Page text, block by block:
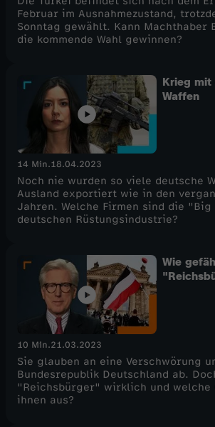
Februar im Ausnahmezustand,
Sonntag gewählt. Kann Machthaber
die kommende Wahl gewinnen?
Krieg mit
Waffen
14 Min.18.04.2023
Noch nie wurden so viele deutsche
Ausland exportiert wie in den
Jahren. Welche Firmen sind die
deutschen Rüstungsindustrie?
Wie
10 Min.21.03.2023
Sie glauben an eine Verschwörung
Bundesrepublik Deutschland ab.
"Reichsbürger" wirklich und welche
ihnen aus?